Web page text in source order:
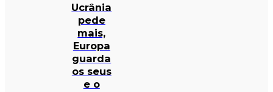
Ucrânia
pede
mais,
Europa
guarda
os seus
e o